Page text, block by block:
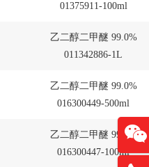
01375911-100ml
乙二醇二甲醚 99.0%
011342886-1L
乙二醇二甲醚 99.0%
016300449-500ml
乙二醇二甲醚 99.0%
016300447-100ml